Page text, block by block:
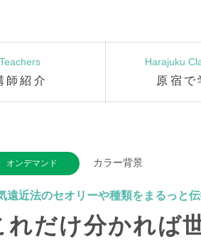
Teachers
師紹介
Harajuku
原宿で
オンデマンド カラー背景
遠近法のセオリーや種類をまるっと伝
れだけ分かれば